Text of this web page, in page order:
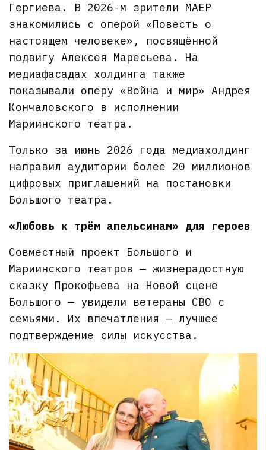
Гергиева. В 2026-м зрители МАЕР
знакомились с оперой «Повесть о
настоящем человеке», посвящённой
подвигу Алексея Маресьева. На
медиафасадах холдинга также
показывали оперу «Война и мир» Андрея
Кончаловского в исполнении
Мариинского театра.
Только за июнь 2026 года медиахолдинг
направил аудитории более 20 миллионов
цифровых приглашений на постановки
Большого театра.
«Любовь к трём апельсинам» для героев
Совместный проект Большого и
Мариинского театров — жизнерадостную
сказку Прокофьева на Новой сцене
Большого — увидели ветераны СВО с
семьями. Их впечатления — лучшее
подтверждение силы искусства.